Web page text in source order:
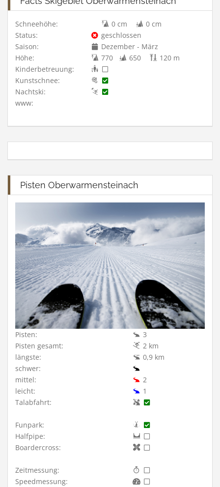
Schneehöhe: 0 cm
0 cm
Status:
geschlossen
Saison:
Dezember - März
Höhe:
770 650
120 m
Kinderbetreuung:
Kunstschnee:
Nachtski:
www:
Pisten Oberwarmensteinach
Pisten:
3
Pisten gesamt:
2 km
längste:
0,9 km
schwer:
mittel:
2
leicht:
1
Talabfahrt:
Funpark:
Halfpipe:
Boardercross:
Zeitmessung:
Speedmessung: